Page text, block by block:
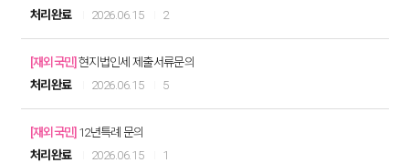
처리완료
2026.06.15 2
[재외국민] 현지법인세 제출서류문의
처리완료
2026.06.15 5
[재외국민] 12년특례 문의
처리완료
2026.06.15 1